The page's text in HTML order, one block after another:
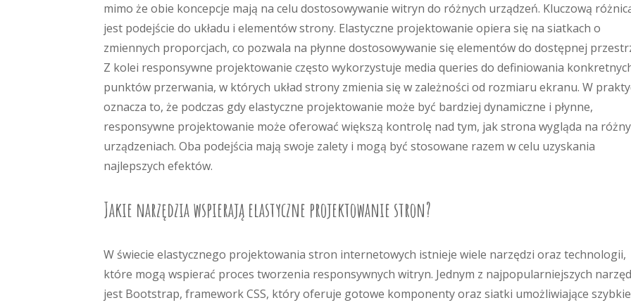
mimo że obie koncepcje mają na celu dostosowywanie witryn do różnych urządzeń. Kluczową
jest podejście do układu i elementów strony. Elastyczne projektowanie opiera się na siatkach o
zmiennych proporcjach, co pozwala na płynne dostosowywanie się elementów do dostępnej
Z kolei responsywne projektowanie często wykorzystuje media queries do definiowania
punktów przerwania, w których układ strony zmienia się w zależności od rozmiaru ekranu. W
oznacza to, że podczas gdy elastyczne projektowanie może być bardziej dynamiczne i płynne,
responsywne projektowanie może oferować większą kontrolę nad tym, jak strona wygląda na
urządzeniach. Oba podejścia mają swoje zalety i mogą być stosowane razem w celu uzyskania
najlepszych efektów.
Jakie narzędzia wspierają elastyczne projektowanie stron?
W świecie elastycznego projektowania stron internetowych istnieje wiele narzędzi oraz technologii,
które mogą wspierać proces tworzenia responsywnych witryn. Jednym z najpopularniejszych
jest Bootstrap, framework CSS, który oferuje gotowe komponenty oraz siatki umożliwiające szybkie